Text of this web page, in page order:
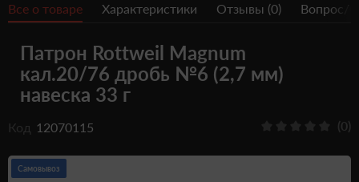
Травматическое оружие
Пистолеты
Оптика
Релоадинг патронов
Все о товаре Характеристики Отзывы (0) Вопрос/
Патрон Rottweil Magnum
кал.20/76 дробь №6 (2,7 мм)
навеска 33 г
Код 12070115 (0)
Самовывоз